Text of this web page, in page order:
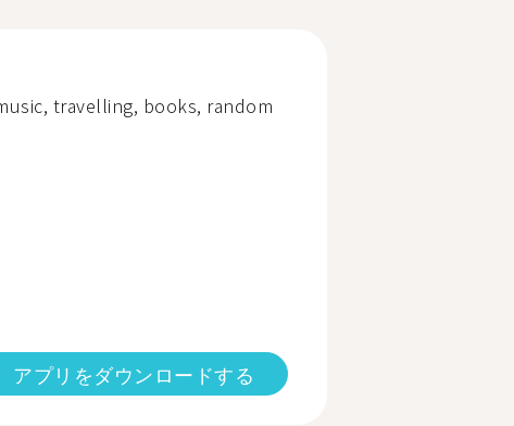
travelling, books, random
アプリをダウンロードする